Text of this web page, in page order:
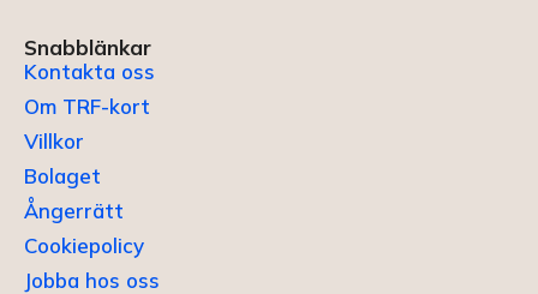
Snabblänkar
Kontakta oss
Om TRF-kort
Villkor
Bolaget
Ångerrätt
Cookiepolicy
Jobba hos oss